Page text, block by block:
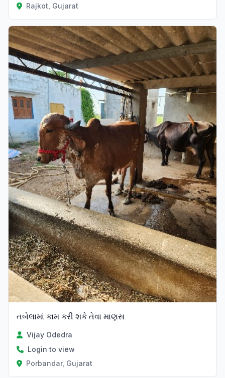
Rajkot, Gujarat
તબેલામાં કામ કરી શકે તેવા માણસ
Vijay Odedra
Login to view
Porbandar, Gujarat